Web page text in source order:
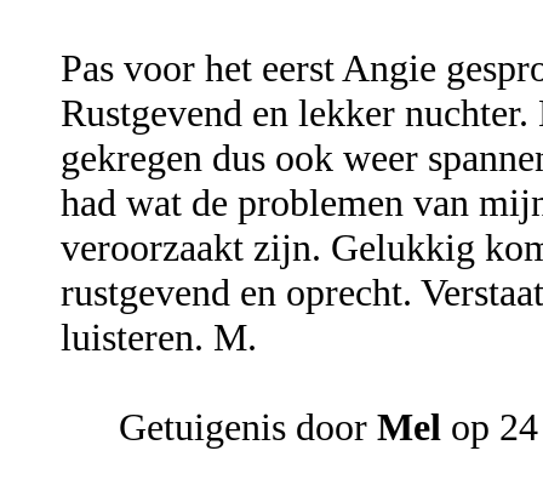
Pas voor het eerst Angie
Rustgevend en lekker
gekregen dus ook weer
had wat de problemen van
veroorzaakt zijn. Gelukkig
rustgevend en oprecht.
luisteren. M.
Getuigenis door Mel op